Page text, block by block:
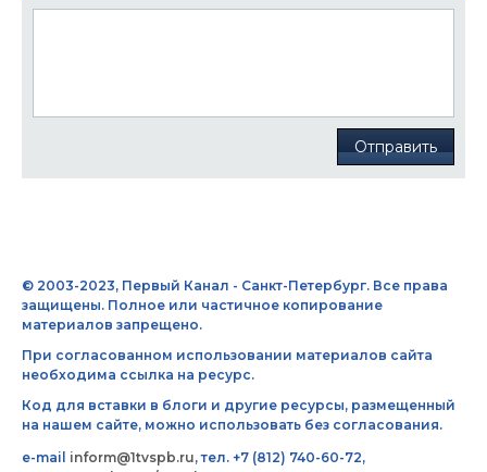
Отправить
© 2003-2023, Первый Канал - Санкт-Петербург. Все права
защищены. Полное или частичное копирование
материалов запрещено.
При согласованном использовании материалов сайта
необходима ссылка на ресурс.
Код для вставки в блоги и другие ресурсы, размещенный
на нашем сайте, можно использовать без согласования.
e-mail inform@1tvspb.ru, тел. +7 (812) 740-60-72,